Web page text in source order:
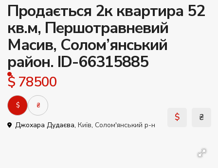
Продається 2к квартира 52
кв.м, Першотравневий
Масив, Солом’янський
район. ID-66315885
$ 78500
$ ₴
Джохара Дудаєва, Київ, Солом'янський р-н
$ ₴